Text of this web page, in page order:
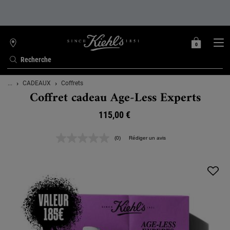
Recherche
TROUVER
UNE
BOUTIQUE
MON
0
0 PRODUIT
Contenu principal
... CADEAUX Coffrets
Coffret cadeau Age-Less Experts
115,00 €
Aucune
même
page.
(0) Rédiger un avis